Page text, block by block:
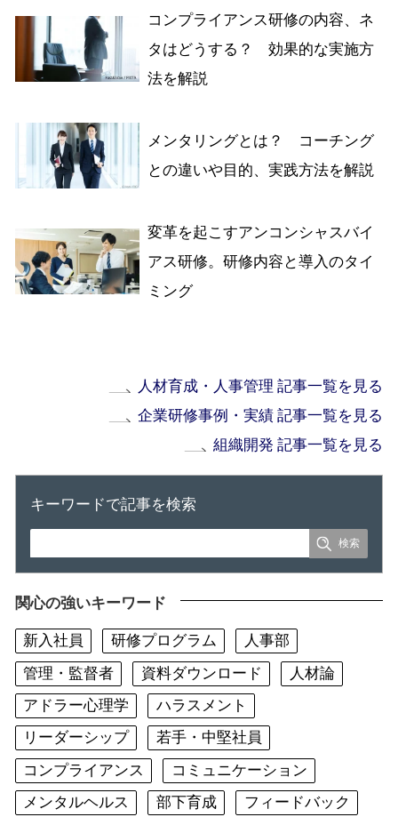
コンプライアンス研修の内容、ネ
タはどうする？ 効果的な実施方
法を解説
メンタリングとは？ コーチング
との違いや目的、実践方法を解説
変革を起こすアンコンシャスバイ
アス研修。研修内容と導入のタイ
ミング
人材育成・人事管理 記事一覧を見る
企業研修事例・実績 記事一覧を見る
組織開発 記事一覧を見る
キーワードで記事を検索
関心の強いキーワード
新入社員 研修プログラム
人事部
管理・監督者
資料ダウンロード
人材論
アドラー心理学
ハラスメント
リーダーシップ
若手・中堅社員
コンプライアンス
コミュニケーション
メンタルヘルス
部下育成 フィードバック